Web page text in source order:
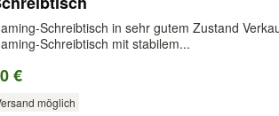
Schreibtisch in sehr gutem Zustand
Schreibtisch mit stabilem...
€
möglich